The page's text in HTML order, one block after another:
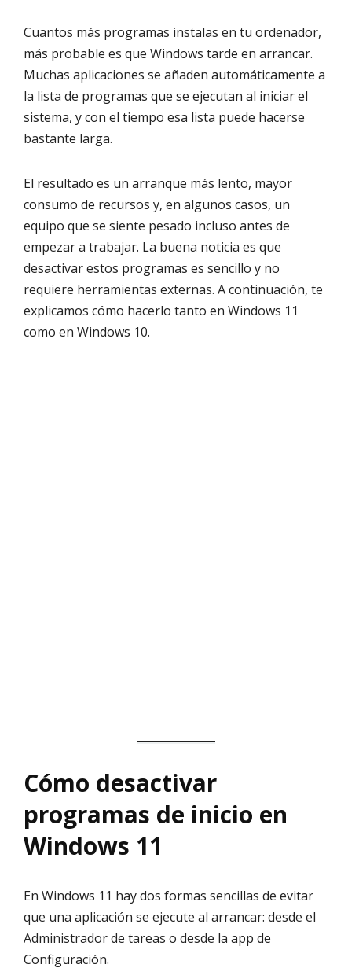
Cuantos más programas instalas en tu ordenador,
más probable es que Windows tarde en arrancar.
Muchas aplicaciones se añaden automáticamente a
la lista de programas que se ejecutan al iniciar el
sistema, y con el tiempo esa lista puede hacerse
bastante larga.
El resultado es un arranque más lento, mayor
consumo de recursos y, en algunos casos, un
equipo que se siente pesado incluso antes de
empezar a trabajar. La buena noticia es que
desactivar estos programas es sencillo y no
requiere herramientas externas. A continuación, te
explicamos cómo hacerlo tanto en Windows 11
como en Windows 10.
Cómo desactivar
programas de inicio en
Windows 11
En Windows 11 hay dos formas sencillas de evitar
que una aplicación se ejecute al arrancar: desde el
Administrador de tareas o desde la app de
Configuración.